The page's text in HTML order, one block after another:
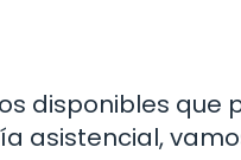
disponibles que
asistencial,